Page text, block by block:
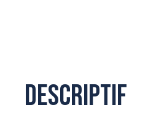
Descriptif